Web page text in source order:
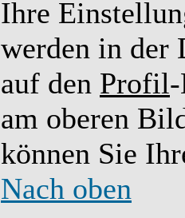
Ihre
werden in der
auf den Profil
am oberen
können Sie
Nach oben